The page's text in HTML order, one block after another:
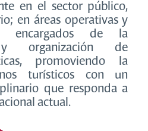
en el sector público,
en áreas operativas y
encargados de la
y organización de
promoviendo la
turísticos con un
que responda a
actual.